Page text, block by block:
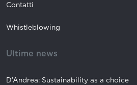
Contatti
Whistleblowing
Ultime news
D’Andrea: Sustainability as a choice